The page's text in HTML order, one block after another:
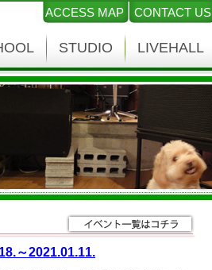
ACCESS MAP CONTACT US
STUDIO LIVEHALL
～2021.01.11.